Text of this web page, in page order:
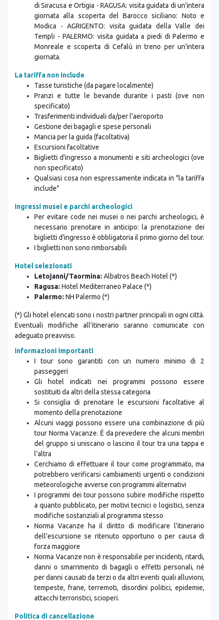
di Siracusa e Ortigia - RAGUSA: visita guidata di un'intera
giornata alla scoperta del Barocco siciliano: Noto e
Modica - AGRIGENTO: visita guidata della Valle dei
Templi - PALERMO: visita guidata a piedi di Palermo e
Monreale e scoperta di Cefalù in treno per un'intera
giornata.
La tariffa non include
Tasse turistiche (da pagare localmente)
Pranzi e tutte le bevande durante i pasti (ove non
specificato)
Trasferimenti individuali da/per l'aeroporto
Gestione dei bagagli e spese personali
Mancia per la guida (facoltativa)
Escursioni facoltative
Biglietti d'ingresso a monumenti e siti archeologici (ove
non specificato)
Qualsiasi cosa non espressamente indicata in "la tariffa
include"
Ingressi musei e parchi archeologici
Per evitare code nei musei o nei parchi archeologici, è
necessario prenotare in anticipo: la prenotazione dei
biglietti d'ingresso è obbligatoria il primo giorno del tour.
I biglietti non sono rimborsabili
Hotel selezionati
Letojanni/Taormina: Albatros Beach Hotel (*)
Ragusa: Hotel Mediterraneo Palace (*)
Palermo: NH Palermo (*)
(*) Gli hotel elencati sono i nostri partner principali in ogni città.
Eventuali modifiche all'itinerario saranno comunicate con
adeguato preavviso.
Informazioni importanti
I tour sono garantiti con un numero minimo di 2
passeggeri
Gli hotel indicati nei programmi possono essere
sostituiti da altri della stessa categoria
Si consiglia di prenotare le escursioni facoltative al
momento della prenotazione
Alcuni viaggi possono essere una combinazione di più
tour Norma Vacanze. È da prevedere che alcuni membri
del gruppo si uniscano o lascino il tour tra una tappa e
l'altra
Cerchiamo di effettuare il tour come programmato, ma
potrebbero verificarsi cambiamenti urgenti o condizioni
meteorologiche avverse con programmi alternativi
I programmi dei tour possono subire modifiche rispetto
a quanto pubblicato, per motivi tecnici o logistici, senza
modifiche sostanziali al programma stesso
Norma Vacanze ha il diritto di modificare l'itinerario
dell'escursione se ritenuto opportuno o per causa di
forza maggiore
Norma Vacanze non è responsabile per incidenti, ritardi,
danni o smarrimento di bagagli o effetti personali, né
per danni causati da terzi o da altri eventi quali alluvioni,
tempeste, frane, terremoti, disordini politici, epidemie,
attacchi terroristici, scioperi.
Politica di cancellazione